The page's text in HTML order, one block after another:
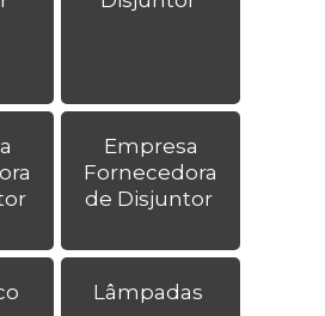
Empresa
Fornecedora
de Disjuntor
Lâmpadas